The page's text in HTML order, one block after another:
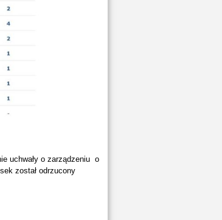
uchwały o zarządzeniu o
został odrzucony